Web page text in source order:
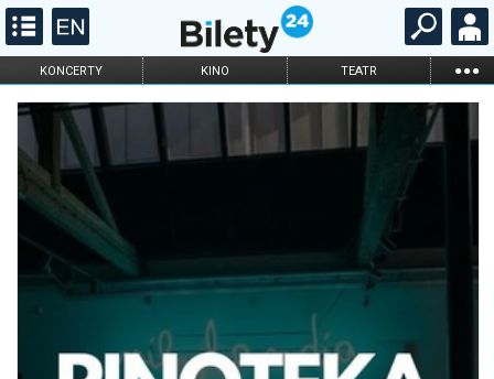
KONCERTY KINO TEATR ...
FILHARMONIA OPERA I BALET
DLA DZIECI